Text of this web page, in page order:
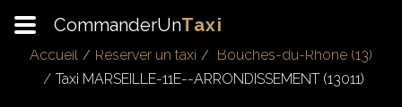
CommanderUnTaxi
Accueil Réserver un taxi
Bouches-du-Rhône (13)
Taxi MARSEILLE-11E--ARRONDISSEMENT (13011)